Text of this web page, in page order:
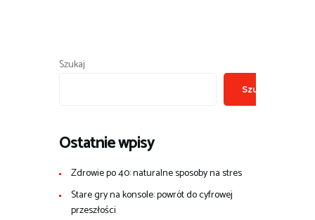
Szukaj
Szukaj
Ostatnie wpisy
Zdrowie po 40: naturalne sposoby na stres
Stare gry na konsole: powrót do cyfrowej
przeszłości